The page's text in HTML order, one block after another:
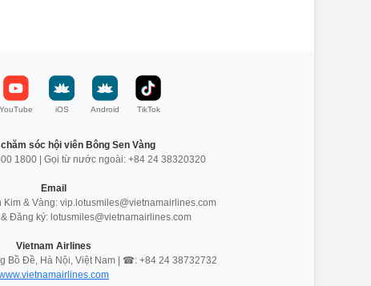
YouTube iOS Android TikTok
sóc hội viên Bông Sen Vàng
1800 | Gọi từ nước ngoài: +84 24 38320320
Email
Kim & Vàng: vip.lotusmiles@vietnamairlines.com
Đăng ký: lotusmiles@vietnamairlines.com
Vietnam Airlines
Bồ Đề, Hà Nội, Việt Nam | ☎: +84 24 38732732